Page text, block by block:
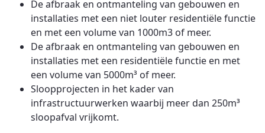
De afbraak en ontmanteling van gebouwen en
installaties met een niet louter residentiële functie
en met een volume van 1000m3 of meer.
De afbraak en ontmanteling van gebouwen en
installaties met een residentiële functie en met
een volume van 5000m³ of meer.
Sloopprojecten in het kader van
infrastructuurwerken waarbij meer dan 250m³
sloopafval vrijkomt.